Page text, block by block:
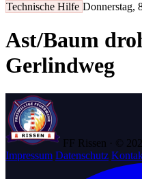
Technische Hilfe Donnerstag,
Ast/Baum
Gerlindweg
FF Rissen · ©
Impressum Datenschutz